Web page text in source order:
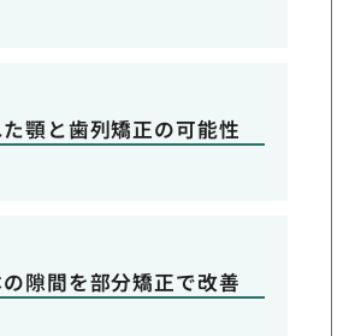
顎と歯列矯正の可能性
隙間を部分矯正で改善